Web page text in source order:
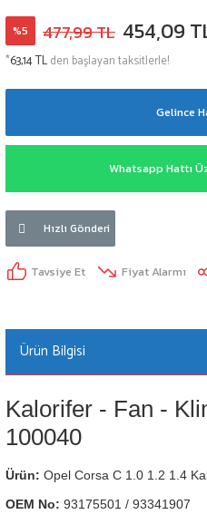
%5 477,99 TL 454,09
*63,14 TLden başlayan taksitlerle!
Gelince
Whatsapp Hattı
Hızlı Gönderi
Tavsiye Et Fiyat Alarmı
Ürün Bilgisi
Kalorifer - Fan -
100040
Ürün: Opel Corsa C 1.0 1.2 1.4
OEM No: 93175501 / 93341907